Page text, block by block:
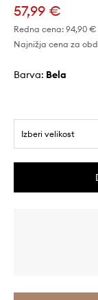
57,99 €
Redna cena: 94,90 €
Najnižja cena za
Barva: bela
Izberi velikost